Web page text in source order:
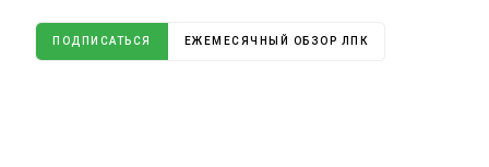
ПОДПИСАТЬСЯ ЕЖЕМЕСЯЧНЫЙ ОБЗОР ЛПК